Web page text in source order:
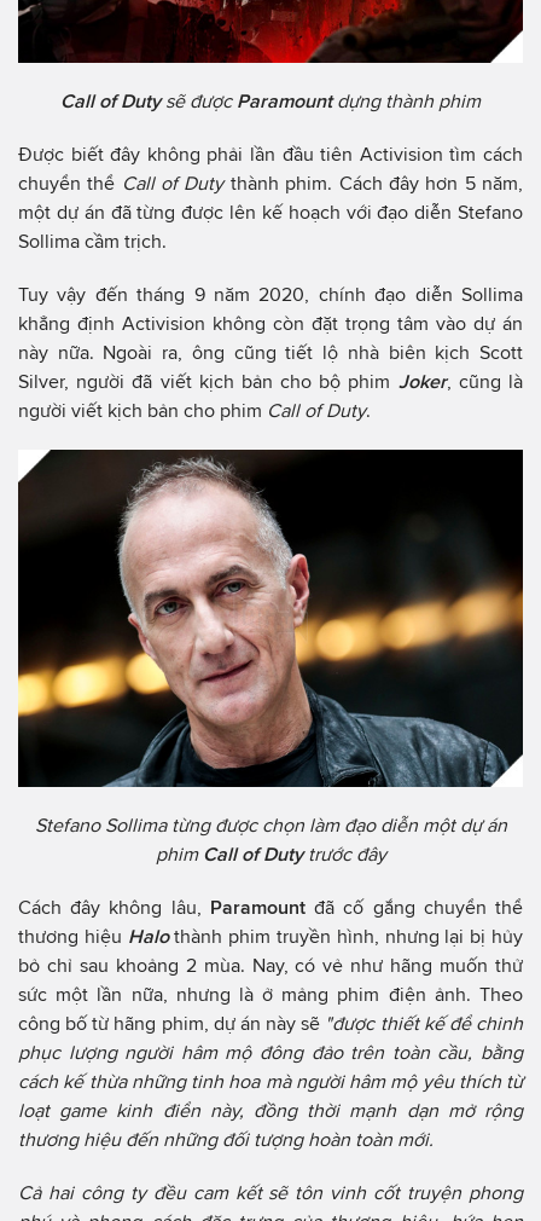
Call of Dutysẽ được Paramountdựng thành phim
Được biết đây không phải lần đầu tiên Activision tìm cách
chuyển thể Call of Dutythành phim. Cách đây hơn 5 năm,
một dự án đã từng được lên kế hoạch với đạo diễn Stefano
Sollima cầm trịch.
Tuy vậy đến tháng 9 năm 2020, chính đạo diễn Sollima
khẳng định Activision không còn đặt trọng tâm vào dự án
này nữa. Ngoài ra, ông cũng tiết lộ nhà biên kịch Scott
Silver, người đã viết kịch bản cho bộ phim Joker, cũng là
người viết kịch bản cho phim Call of Duty.
Stefano Sollima từng được chọn làm đạo diễn một dự án
phim Call of Dutytrước đây
Cách đây không lâu, Paramountđã cố gắng chuyển thể
thương hiệu Halothành phim truyền hình, nhưng lại bị hủy
bỏ chỉ sau khoảng 2 mùa. Nay, có vẻ như hãng muốn thử
sức một lần nữa, nhưng là ở mảng phim điện ảnh. Theo
công bố từ hãng phim, dự án này sẽ "được thiết kế để chinh
phục lượng người hâm mộ đông đảo trên toàn cầu, bằng
cách kế thừa những tinh hoa mà người hâm mộ yêu thích từ
loạt game kinh điển này, đồng thời mạnh dạn mở rộng
thương hiệu đến những đối tượng hoàn toàn mới.
Cả hai công ty đều cam kết sẽ tôn vinh cốt truyện phong